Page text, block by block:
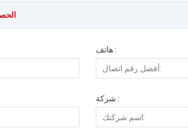
هاتف :
شركة :